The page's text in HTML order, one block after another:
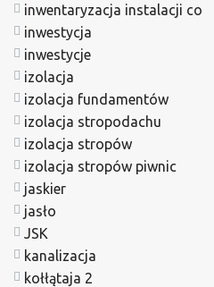
inwentaryzacja instalacji co
inwestycja
inwestycje
izolacja
izolacja fundamentów
izolacja stropodachu
izolacja stropów
izolacja stropów piwnic
jaskier
jasło
JSK
kanalizacja
kołłątaja 2